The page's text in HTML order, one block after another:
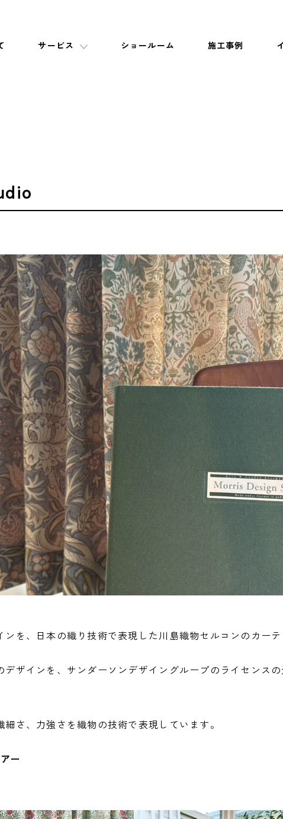
サービス ショールーム 施工事例
ンを、日本の織り技術で表現した川島織物セルコンのカー
デザインを、サンダーソンデザイングループのライセンス
さ、力強さを織物の技術で表現しています。
ー